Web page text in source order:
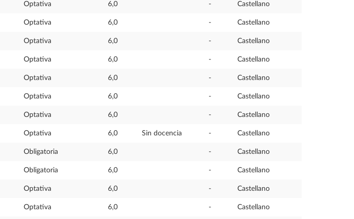
Optativa 6,0 - Castellano
Optativa 6,0 - Castellano
Optativa 6,0 - Castellano
Optativa 6,0 - Castellano
Optativa 6,0 - Castellano
Optativa 6,0 - Castellano
Optativa 6,0 - Castellano
Optativa 6,0 Sin docencia - Castellano
Obligatoria 6,0 - Castellano
Obligatoria 6,0 - Castellano
Optativa 6,0 - Castellano
Optativa 6,0 - Castellano